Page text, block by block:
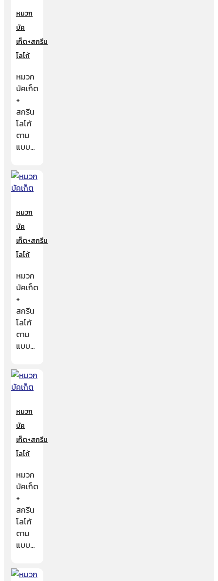
หมวก
บัค
เก็ต+สกรีน
โลโก้
หมวก
บัคเก็ต
+
สกรีน
โลโก้
ตาม
แบบ…
หมวก
บัค
เก็ต+สกรีน
โลโก้
หมวก
บัคเก็ต
+
สกรีน
โลโก้
ตาม
แบบ…
หมวก
บัค
เก็ต+สกรีน
โลโก้
หมวก
บัคเก็ต
+
สกรีน
โลโก้
ตาม
แบบ…